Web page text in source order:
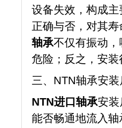
设备失效，构成
正确与否，对其
轴承不仅有振动
危险；反之，安
三、NTN轴承安
NTN进口轴承安
能否畅通地流入